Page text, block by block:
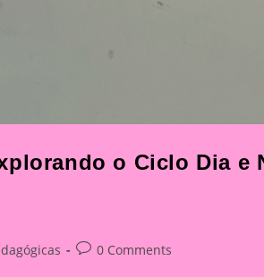
o Ciclo Dia e
Post0 Comments